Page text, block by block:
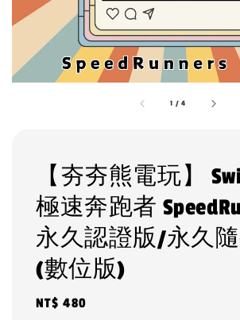
1 /4
【夯夯熊電玩】
極速奔跑者
永久認證版/永久
(數位版)
Regular
NT$ 480